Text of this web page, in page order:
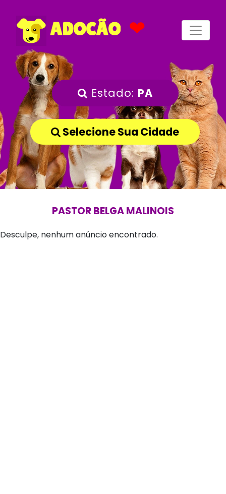
ADOCÃO ❤
Estado: PA
Selecione Sua Cidade
PASTOR BELGA MALINOIS
Desculpe, nenhum anúncio encontrado.